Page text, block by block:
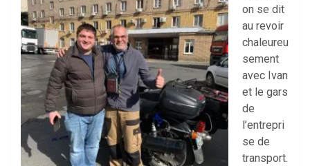
on se dit
au revoir
chaleureu
sement
avec Ivan
et le gars
de
l’entrepri
se de
transport.